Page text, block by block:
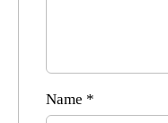
Name *